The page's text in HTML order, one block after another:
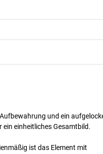
und ein
einheitliches Gesamtbild.
ist das Element mit